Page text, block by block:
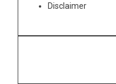
Disclaimer